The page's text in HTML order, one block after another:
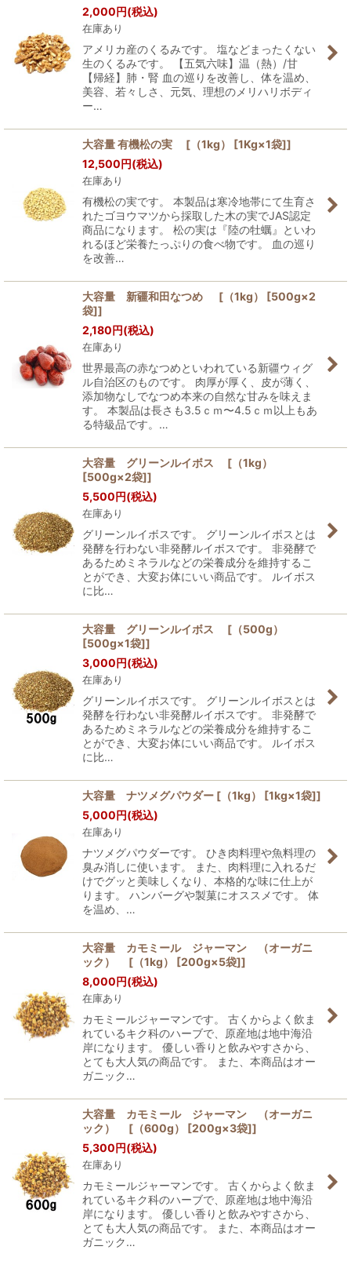
2,000円(税込)
在庫あり
アメリカ産のくるみです。 塩などまったくない
生のくるみです。 【五気六味】温（熱）/甘
【帰経】肺・腎 血の巡りを改善し、体を温め、
美容、若々しさ、元気、理想のメリハリボディ
ー…
大容量 有機松の実 [（1kg） [1Kg×1袋]]
12,500円(税込)
在庫あり
有機松の実です。 本製品は寒冷地帯にて生育さ
れたゴヨウマツから採取した木の実でJAS認定
商品になります。 松の実は『陸の牡蠣』といわ
れるほど栄養たっぷりの食べ物です。 血の巡り
を改善…
大容量 新疆和田なつめ [（1kg） [500g×2
袋]]
2,180円(税込)
在庫あり
世界最高の赤なつめといわれている新疆ウィグ
ル自治区のものです。 肉厚が厚く、皮が薄く、
添加物なしでなつめ本来の自然な甘みを味えま
す。 本製品は長さも3.5ｃｍ〜4.5ｃｍ以上もあ
る特級品です。…
大容量 グリーンルイボス [（1kg）
[500g×2袋]]
5,500円(税込)
在庫あり
グリーンルイボスです。 グリーンルイボスとは
発酵を行わない非発酵ルイボスです。 非発酵で
あるためミネラルなどの栄養成分を維持するこ
とができ、大変お体にいい商品です。 ルイボス
に比…
大容量 グリーンルイボス [（500g）
[500g×1袋]]
3,000円(税込)
在庫あり
グリーンルイボスです。 グリーンルイボスとは
発酵を行わない非発酵ルイボスです。 非発酵で
あるためミネラルなどの栄養成分を維持するこ
とができ、大変お体にいい商品です。 ルイボス
に比…
大容量 ナツメグパウダー [（1kg） [1kg×1袋]]
5,000円(税込)
在庫あり
ナツメグパウダーです。 ひき肉料理や魚料理の
臭み消しに使います。 また、肉料理に入れるだ
けでグッと美味しくなり、本格的な味に仕上が
ります。 ハンバーグや製菓にオススメです。 体
を温め、…
大容量 カモミール ジャーマン （オーガニ
ック） [（1kg） [200g×5袋]]
8,000円(税込)
在庫あり
カモミールジャーマンです。 古くからよく飲ま
れているキク科のハーブで、原産地は地中海沿
岸になります。 優しい香りと飲みやすさから、
とても大人気の商品です。 また、本商品はオー
ガニック…
大容量 カモミール ジャーマン （オーガニ
ック） [（600g） [200g×3袋]]
5,300円(税込)
在庫あり
カモミールジャーマンです。 古くからよく飲ま
れているキク科のハーブで、原産地は地中海沿
岸になります。 優しい香りと飲みやすさから、
とても大人気の商品です。 また、本商品はオー
ガニック…